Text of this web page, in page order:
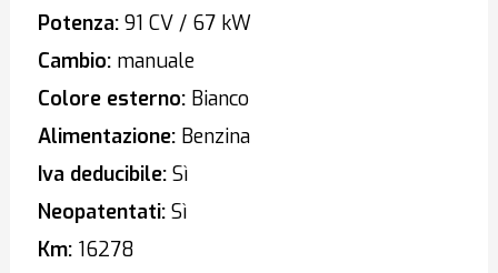
Potenza:91 CV / 67 kW
Cambio:manuale
Colore esterno:Bianco
Alimentazione:Benzina
Iva deducibile:Sì
Neopatentati:Sì
Km:16278